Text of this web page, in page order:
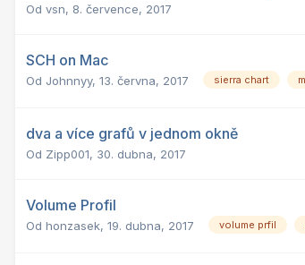
Od vsn, 8. července, 2017
SCH on Mac
Od Johnnyy, 13. června, 2017 sierra chart
dva a více grafů v jednom okně
Od Zipp001, 30. dubna, 2017
Volume Profil
Od honzasek, 19. dubna, 2017 volume prfil